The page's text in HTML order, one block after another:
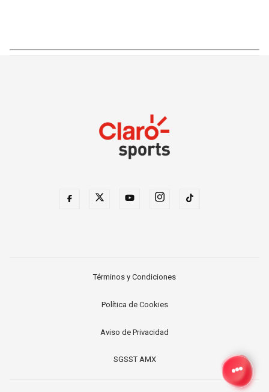
Términos y Condiciones
Política de Cookies
Aviso de Privacidad
SGSST AMX